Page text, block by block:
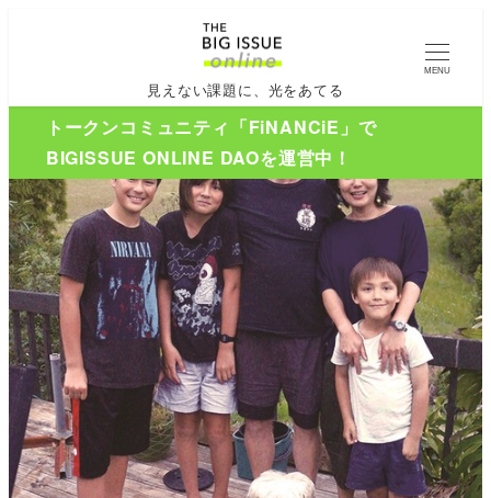
見えない課題に、光をあてる
MENU
トークンコミュニティ「FiNANCiE」で
BIGISSUE ONLINE DAOを運営中！